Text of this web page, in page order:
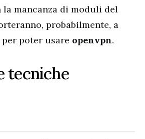
la mancanza di moduli del
probabilmente, a
per poter usare openvpn.
tecniche